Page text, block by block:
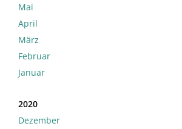
Mai
April
März
Februar
Januar
2020
Dezember